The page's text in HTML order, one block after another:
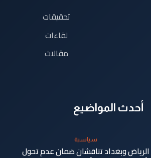
تحقيقات
لقاءات
مقالات
أحدث المواضيع
سياسية
الرياض وبغداد تناقشان ضمان عدم تحول